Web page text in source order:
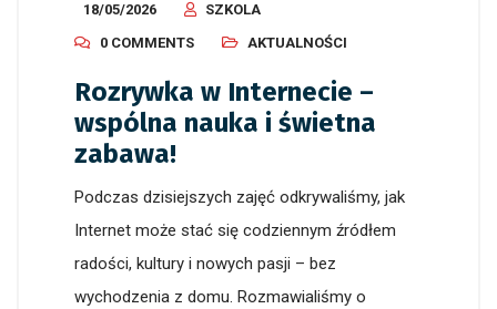
18/05/2026
SZKOLA
0 COMMENTS
AKTUALNOŚCI
Rozrywka w Internecie –
wspólna nauka i świetna
zabawa!
Podczas dzisiejszych zajęć odkrywaliśmy, jak
Internet może stać się codziennym źródłem
radości, kultury i nowych pasji – bez
wychodzenia z domu. Rozmawialiśmy o